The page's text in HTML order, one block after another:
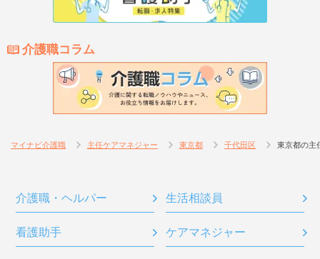
介護職コラム
マイナビ介護職 主任ケアマネジャー 東京都 千代田区 東京都の主
介護職・ヘルパー 生活相談員
看護助手 ケアマネジャー